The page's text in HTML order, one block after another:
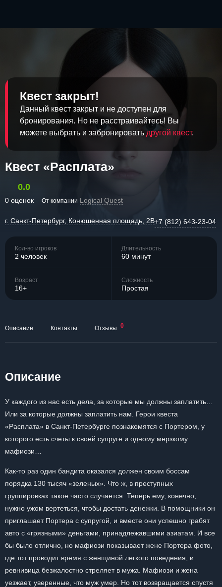
Квест закрыт!
Данный квест закрыт и не доступен для
бронирования. Но не расстраивайтесь! Вы
можете выбрать и забронировать другой квест.
Квест «Расплата»
0.0
0 оценок От компании Logical Quest
г. Санкт-Петербург, Конюшенная площадь, 2В+7 (812) 643-23-04
Кол-во игроков
2 человек
Длительность
60 минут
Возраст
16+
Сложность
Простая
Описание Контакты Отзывы 0
Описание
У каждого из нас есть дела, за которые мы должны заплатить…
Или за которые должны заплатить нам. Герои квеста
«Расплата» в Санкт-Петербурге познакомятся с Портером, у
которого есть счеты к своей супруге и одному мерзкому
мафиози…
Как-то раз один бандита оказался должен своим боссам
порядка 130 тысяч «зеленых». Что ж, в преступных
группировках такое часто случается. Теперь ему, конечно,
нужно ужом вертеться, чтобы достать денежки. В помощники он
приглашает Портера с супругой, и вместе они успешно грабят
авто с «грязными» деньгами, принадлежавшими азиатам. И все
бы было отлично, но мафиози показывает жене Портера фото,
где тот проводит время с женщиной легкого поведения, и
ревнивица безжалостно стреляет в мужа. Мафиози и жена
уезжает, уверенные, что муж умер. Но тот возвращается спустя